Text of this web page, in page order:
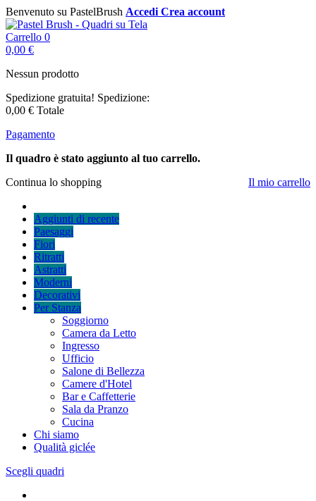
Benvenuto su PastelBrush Accedi Crea account
Carrello 0
0,00 €
Nessun prodotto
Spedizione gratuita! Spedizione:
0,00 € Totale
Pagamento
Il quadro è stato aggiunto al tuo carrello.
Continua lo shopping
Il mio carrello
Aggiunti di recente
Paesaggi
Fiori
Ritratti
Astratti
Moderni
Decorativi
Per Stanza
Soggiorno
Camera da Letto
Ingresso
Ufficio
Salone di Bellezza
Camere d'Hotel
Bar e Caffetterie
Sala da Pranzo
Cucina
Chi siamo
Qualità giclée
Scegli quadri